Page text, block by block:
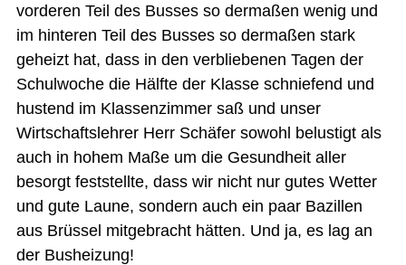
vorderen Teil des Busses so dermaßen wenig und
im hinteren Teil des Busses so dermaßen stark
geheizt hat, dass in den verbliebenen Tagen der
Schulwoche die Hälfte der Klasse schniefend und
hustend im Klassenzimmer saß und unser
Wirtschaftslehrer Herr Schäfer sowohl belustigt als
auch in hohem Maße um die Gesundheit aller
besorgt feststellte, dass wir nicht nur gutes Wetter
und gute Laune, sondern auch ein paar Bazillen
aus Brüssel mitgebracht hätten. Und ja, es lag an
der Busheizung!